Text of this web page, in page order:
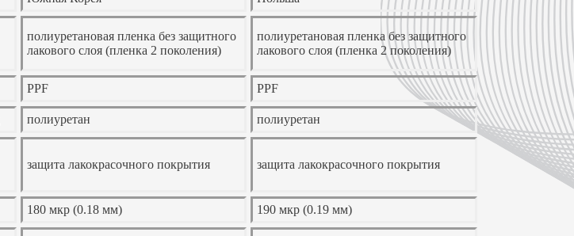
полиуретановая пленка без защитного
лакового слоя (пленка 2 поколения)
полиуретановая пленка без защитного
лакового слоя (пленка 2 поколения)
PPF PPF
полиуретан полиуретан
защита лакокрасочного покрытия защита лакокрасочного покрытия
180 мкр (0.18 мм) 190 мкр (0.19 мм)